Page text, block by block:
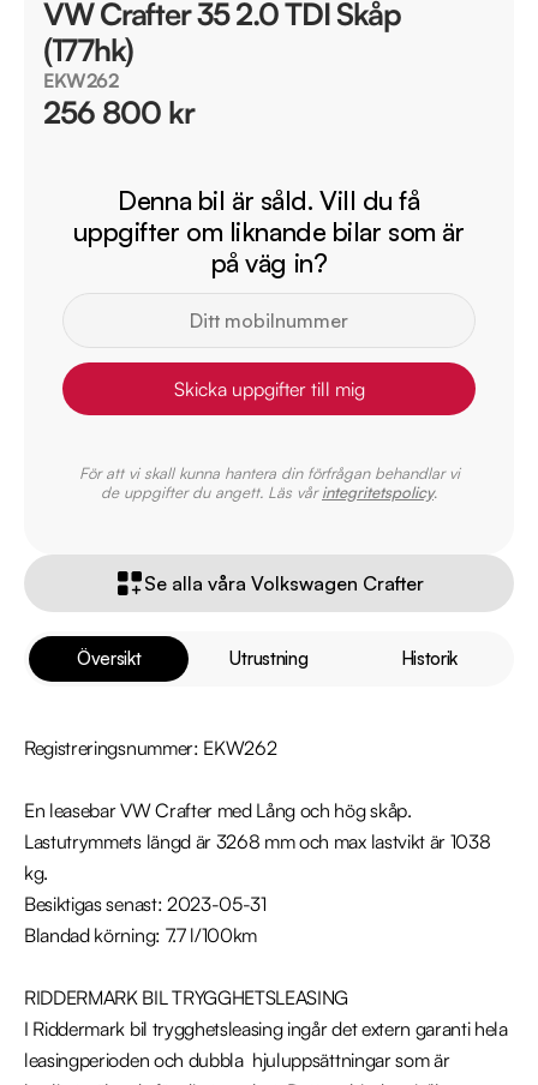
Översikt Utrustning Historik
Registreringsnummer: EKW262
En leasebar VW Crafter med Lång och hög skåp.
Lastutrymmets längd är 3268 mm och max lastvikt är 1038
kg.
Besiktigas senast: 2023-05-31
Blandad körning: 7.7 l/100km
RIDDERMARK BIL TRYGGHETSLEASING
I Riddermark bil trygghetsleasing ingår det extern garanti hela
leasingperioden och dubbla  hjuluppsättningar som är
VW Crafter 35 2.0 TDI Skåp
(177hk)
EKW262
256 800 kr
Denna bil är såld. Vill du få
uppgifter om liknande bilar som är
på väg in?
Skicka uppgifter till mig
För att vi skall kunna hantera din förfrågan behandlar vi
de uppgifter du angett. Läs vårintegritetspolicy.
Se alla våra Volkswagen Crafter